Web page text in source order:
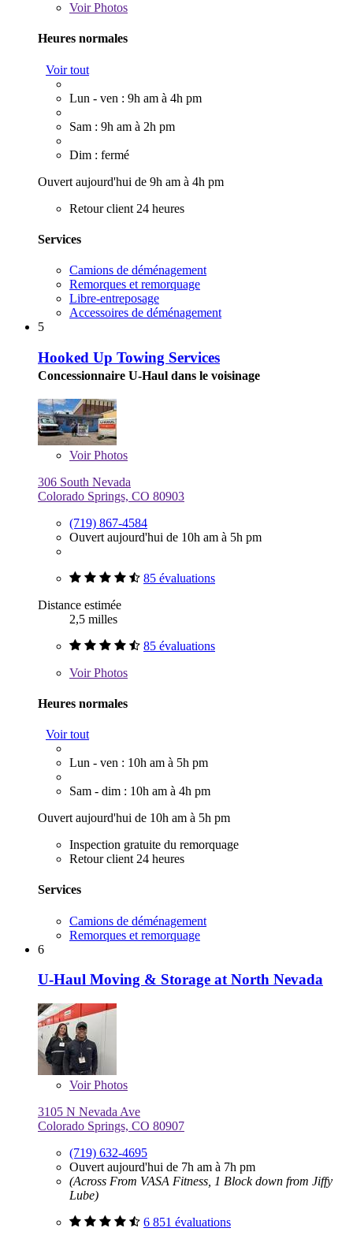
VoirPhotos
Heures normales
Voir tout
Lun - ven : 9h am à 4h pm
Sam : 9h am à 2h pm
Dim : fermé
Ouvert aujourd'hui de 9h am à 4h pm
Retour client 24 heures
Services
Camions de déménagement
Remorques et remorquage
Libre-entreposage
Accessoires de déménagement
5
Hooked Up Towing Services
Concessionnaire U-Haul dans le voisinage
VoirPhotos
306 South Nevada
Colorado Springs, CO 80903
(719) 867-4584
Ouvert aujourd'hui de 10h am à 5h pm
85 évaluations
Distance estimée
2,5 milles
85 évaluations
VoirPhotos
Heures normales
Voir tout
Lun - ven : 10h am à 5h pm
Sam - dim : 10h am à 4h pm
Ouvert aujourd'hui de 10h am à 5h pm
Inspection gratuite du remorquage
Retour client 24 heures
Services
Camions de déménagement
Remorques et remorquage
6
U-Haul Moving & Storage at North Nevada
VoirPhotos
3105 N Nevada Ave
Colorado Springs, CO 80907
(719) 632-4695
Ouvert aujourd'hui de 7h am à 7h pm
(Across From VASA Fitness, 1 Block down from Jiffy
Lube)
6 851 évaluations